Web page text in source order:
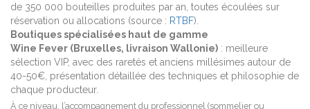
de 350 000 bouteilles produites par an, toutes écoulées sur
réservation ou allocations (source : RTBF).
Boutiques spécialisées haut de gamme
Wine Fever (Bruxelles, livraison Wallonie) : meilleure
sélection VIP, avec des raretés et anciens millésimes autour de
40-50€, présentation détaillée des techniques et philosophie de
chaque producteur.
À ce niveau, l’accompagnement du professionnel (sommelier ou